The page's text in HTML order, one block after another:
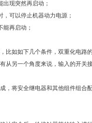
现突然再启动；
可以停止机器动力电源；
再启动；
比如如下几个条件，双重化电路
从另一个角度来说，输入的开关
，将安全继电器和其他组件组合